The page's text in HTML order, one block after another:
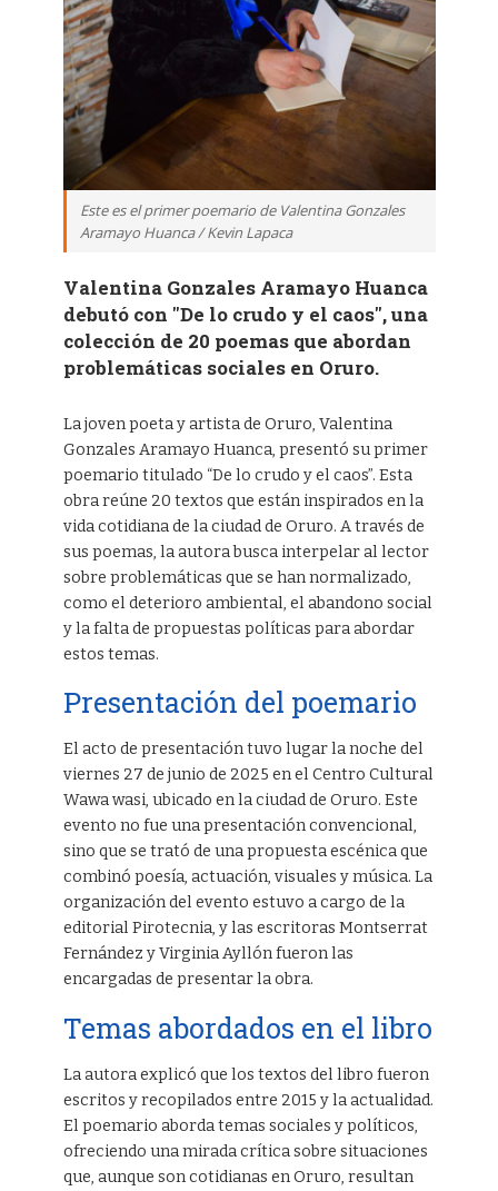
Este es el primer poemario de Valentina Gonzales
Aramayo Huanca / Kevin Lapaca
Valentina Gonzales Aramayo Huanca
debutó con "De lo crudo y el caos", una
colección de 20 poemas que abordan
problemáticas sociales en Oruro.
La joven poeta y artista de Oruro, Valentina
Gonzales Aramayo Huanca, presentó su primer
poemario titulado “De lo crudo y el caos”. Esta
obra reúne 20 textos que están inspirados en la
vida cotidiana de la ciudad de Oruro. A través de
sus poemas, la autora busca interpelar al lector
sobre problemáticas que se han normalizado,
como el deterioro ambiental, el abandono social
y la falta de propuestas políticas para abordar
estos temas.
Presentación del poemario
El acto de presentación tuvo lugar la noche del
viernes 27 de junio de 2025 en el Centro Cultural
Wawa wasi, ubicado en la ciudad de Oruro. Este
evento no fue una presentación convencional,
sino que se trató de una propuesta escénica que
combinó poesía, actuación, visuales y música. La
organización del evento estuvo a cargo de la
editorial Pirotecnia, y las escritoras Montserrat
Fernández y Virginia Ayllón fueron las
encargadas de presentar la obra.
Temas abordados en el libro
La autora explicó que los textos del libro fueron
escritos y recopilados entre 2015 y la actualidad.
El poemario aborda temas sociales y políticos,
ofreciendo una mirada crítica sobre situaciones
que, aunque son cotidianas en Oruro, resultan